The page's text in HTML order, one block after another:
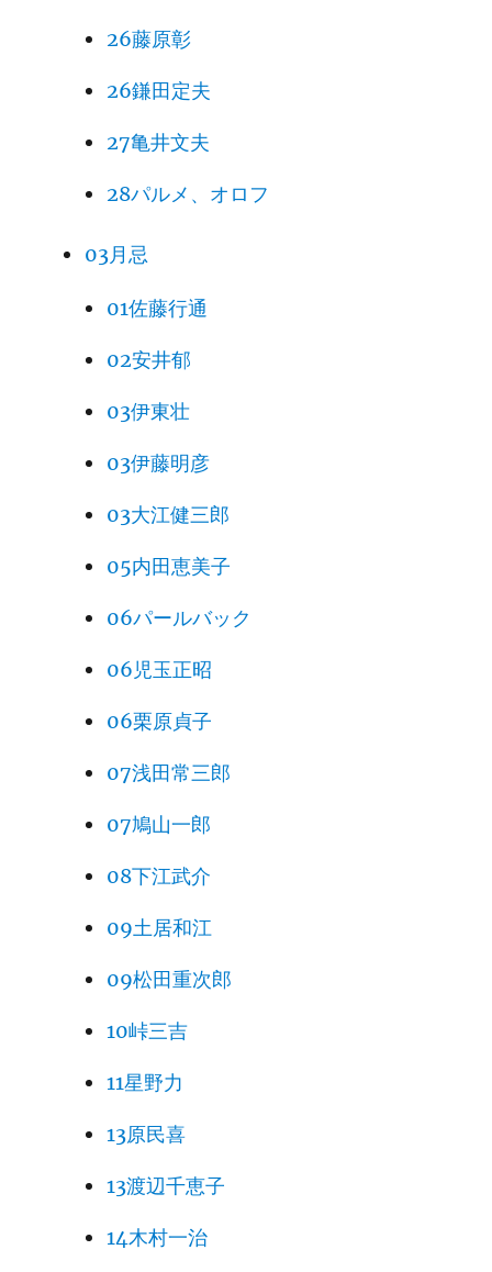
26藤原彰
26鎌田定夫
27亀井文夫
28パルメ、オロフ
03月忌
01佐藤行通
02安井郁
03伊東壮
03伊藤明彦
03大江健三郎
05内田恵美子
06パールバック
06児玉正昭
06栗原貞子
07浅田常三郎
07鳩山一郎
08下江武介
09土居和江
09松田重次郎
10峠三吉
11星野力
13原民喜
13渡辺千恵子
14木村一治